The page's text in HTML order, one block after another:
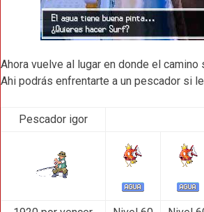
Ahora vuelve al lugar en donde el
Ahi podrás enfrentarte a un pescador si
Pescador igor